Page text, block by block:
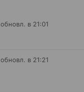
обновл. в 21:01
обновл. в 21:21